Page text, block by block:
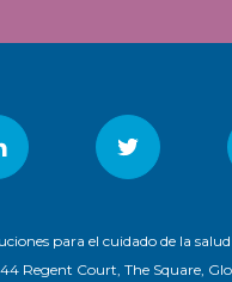
para el cuidado de la
Regent Court, The Square,